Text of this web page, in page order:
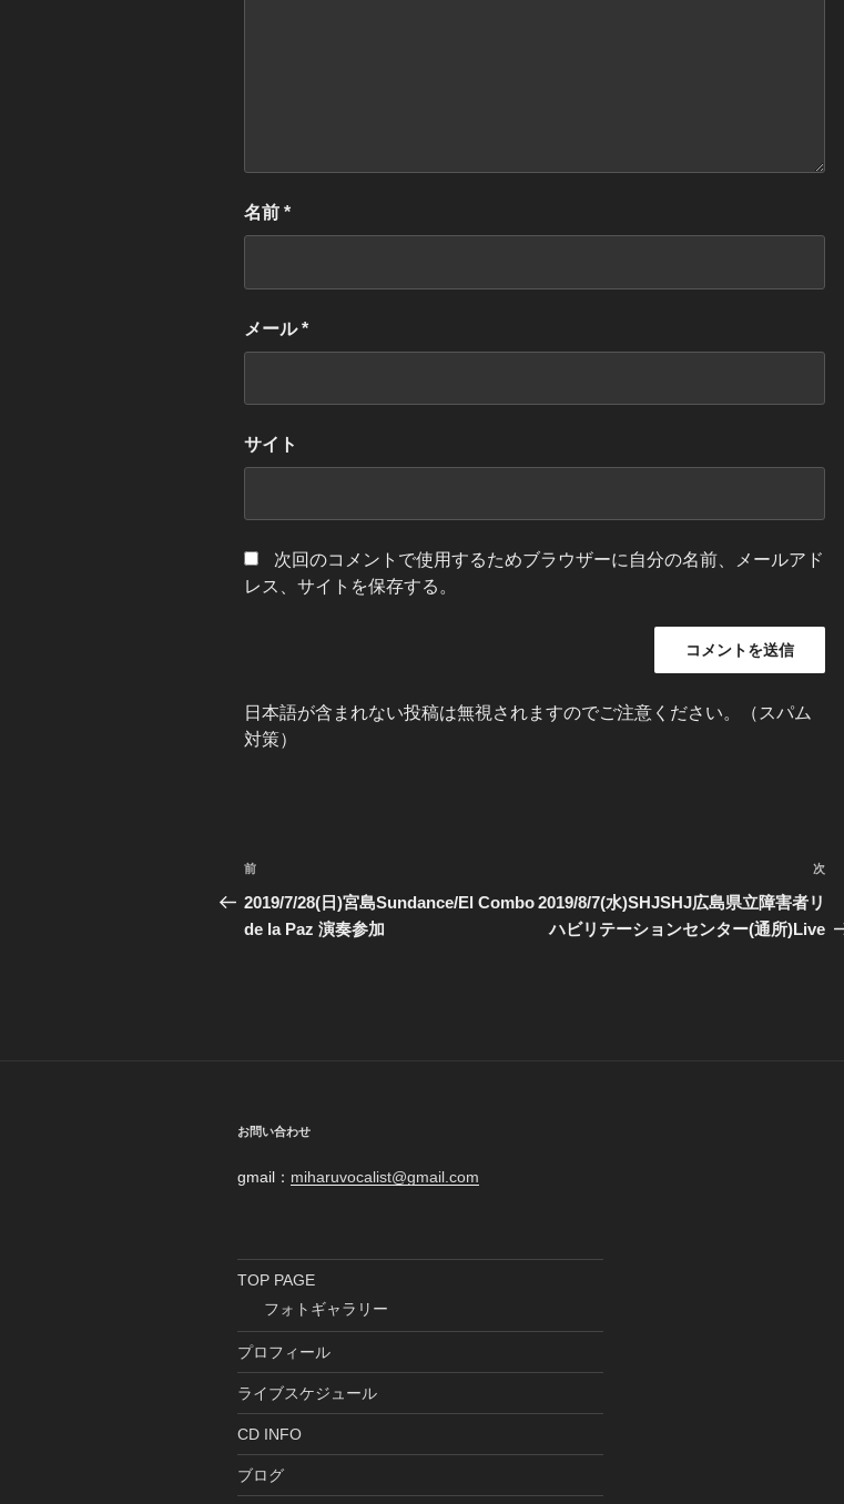
名前 *
メール*
サイト
次回のコメントで使用するためブラウザーに自分の名前、メールアド
レス、サイトを保存する。
日本語が含まれない投稿は無視されますのでご注意ください。（スパム
対策）
投
稿
ナ
ョ
ン
過
去
の
前
2019/7/28(日)宮島Sundance/El Combo
de la Paz 演奏参加
次
投
次
2019/8/7(水)SHJSHJ広島県立障害者リ
ハビリテーションセンター(通所)Live
お問い合わせ
gmail： miharuvocalist@gmail.com
TOP PAGE
フォトギャラリー
プロフィール
ライブスケジュール
CD INFO
ブログ